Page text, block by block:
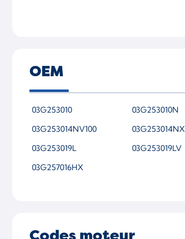
765261 5008S
OEM
03G253010 03G253010N
03G253014NV100
03G253014NX
03G253019L
03G253019LV
03G257016HX